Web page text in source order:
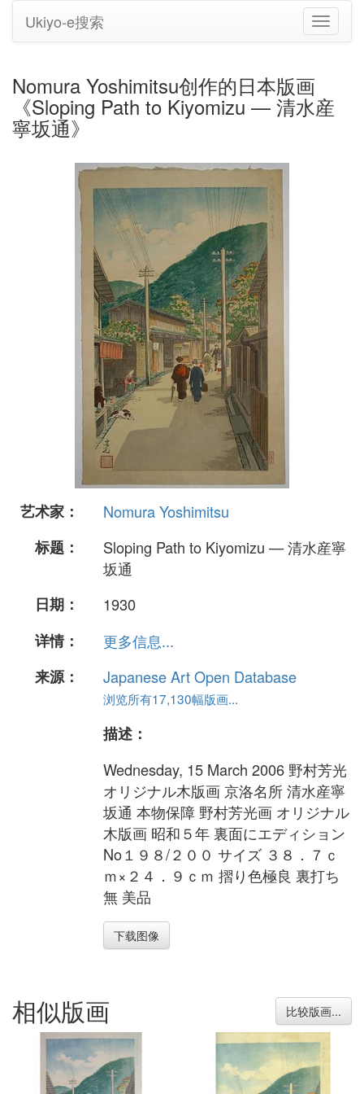
切
换
Ukiyo-e搜索
Nomura Yoshimitsu创作的日本版画
《Sloping Path to Kiyomizu — 清水産
寧坂通》
艺术家：
Nomura Yoshimitsu
标题：
Sloping Path to Kiyomizu — 清水産寧
坂通
日期：
1930
详情：
更多信息...
来源：
Japanese Art Open Database
浏览所有17,130幅版画...
描述：
Wednesday, 15 March 2006 野村芳光
オリジナル木版画 京洛名所 清水産寧
坂通 本物保障 野村芳光画 オリジナル
木版画 昭和５年 裏面にエディション
No１９８/２００ サイズ ３８．７ｃ
ｍ×２４．９ｃｍ 摺り色極良 裏打ち
無 美品
下载图像
相似版画 比较版画...